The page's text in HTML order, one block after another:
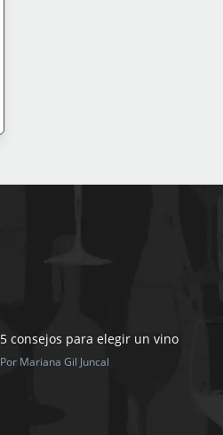
5 consejos para elegir un vino
Por Mariana Gil Juncal